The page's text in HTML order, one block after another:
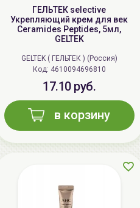
ГЕЛЬТЕК selective
Укрепляющий крем для век
Ceramides Peptides, 5мл,
GELTEK
GELTEK ( ГЕЛЬТЕК ) (Россия)
Код: 4610094696810
17.10 руб.
в корзину